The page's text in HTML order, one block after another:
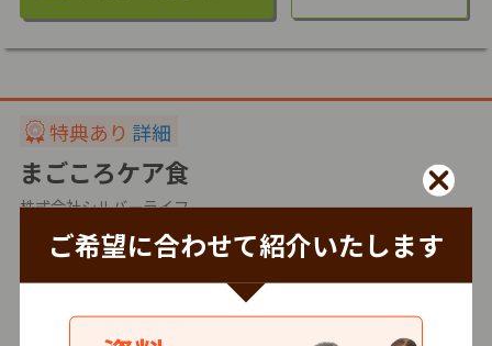
ご希望に合わせて紹介いたします
特典あり 詳細
まごころケア食
株式会社シルバーライフ
冷凍
3.5